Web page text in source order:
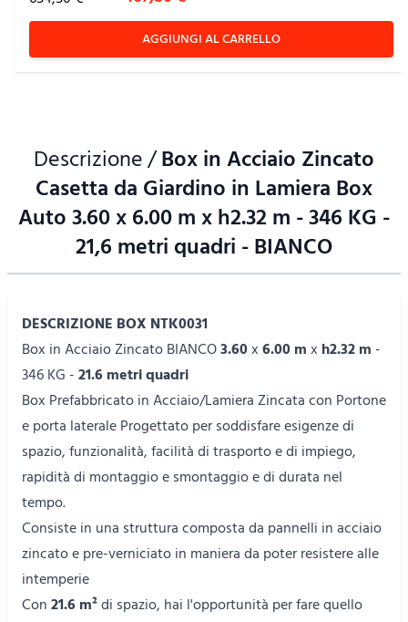
AGGIUNGI AL CARRELLO
Descrizione /Box in Acciaio Zincato
Casetta da Giardino in Lamiera Box
Auto 3.60 x 6.00 m x h2.32 m - 346 KG -
21,6 metri quadri - BIANCO
DESCRIZIONE BOX NTK0031
Box in Acciaio Zincato BIANCO3.60x6.00 mx h2.32 m -
346 KG -21.6 metri quadri
Box Prefabbricato in Acciaio/Lamiera Zincata con Portone
e porta laterale Progettato per soddisfare esigenze di
spazio, funzionalità, facilità di trasporto e di impiego,
rapidità di montaggio e smontaggio e di durata nel
tempo.
Consiste in una struttura composta da pannelli in acciaio
zincato e pre-verniciato in maniera da poter resistere alle
intemperie
Con21.6 m²di spazio, hai l'opportunità per fare quello